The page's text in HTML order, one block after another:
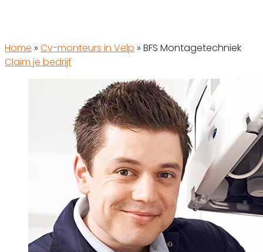
Home » Cv-monteurs in Velp » BFS Montagetechniek
Claim je bedrijf